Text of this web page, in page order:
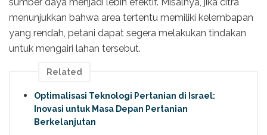
menunjukkan bahwa area tertentu memiliki kelembapan
yang rendah, petani dapat segera melakukan tindakan
untuk mengairi lahan tersebut.
Related
Optimalisasi Teknologi Pertanian di Israel:
Inovasi untuk Masa Depan Pertanian
Berkelanjutan